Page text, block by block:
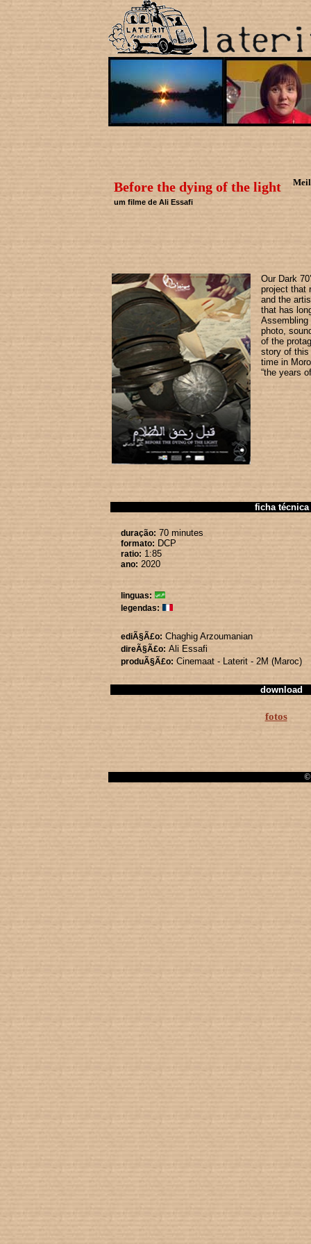
Before the dying of the light
um filme de Ali Essafi
Our Dark
project that
and the
that has
photo,
of the
story of this
time in
“the years
ficha técnica
duração: 70 minutes
formato: DCP
ratio: 1:85
ano: 2020
linguas:
legendas:
ediÃ§Ã£o: Chaghig Arzoumanian
direÃ§Ã£o: Ali Essafi
produÃ§Ã£o: Cinemaat - Laterit - 2M (Maroc)
download
fotos
©